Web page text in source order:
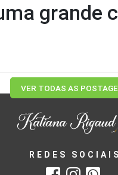
grande
VER TODAS AS
REDES SOCIAIS